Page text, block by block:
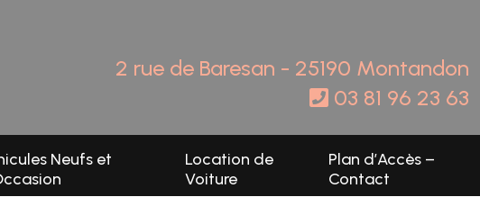
2 rue de Baresan - 25190 Montandon
03 81 96 23 63
Neufs et
Location de
Voiture
Plan d’Accès –
Contact